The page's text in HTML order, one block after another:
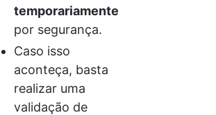
temporariamente
por segurança.
Caso isso
aconteça, basta
realizar uma
validação de